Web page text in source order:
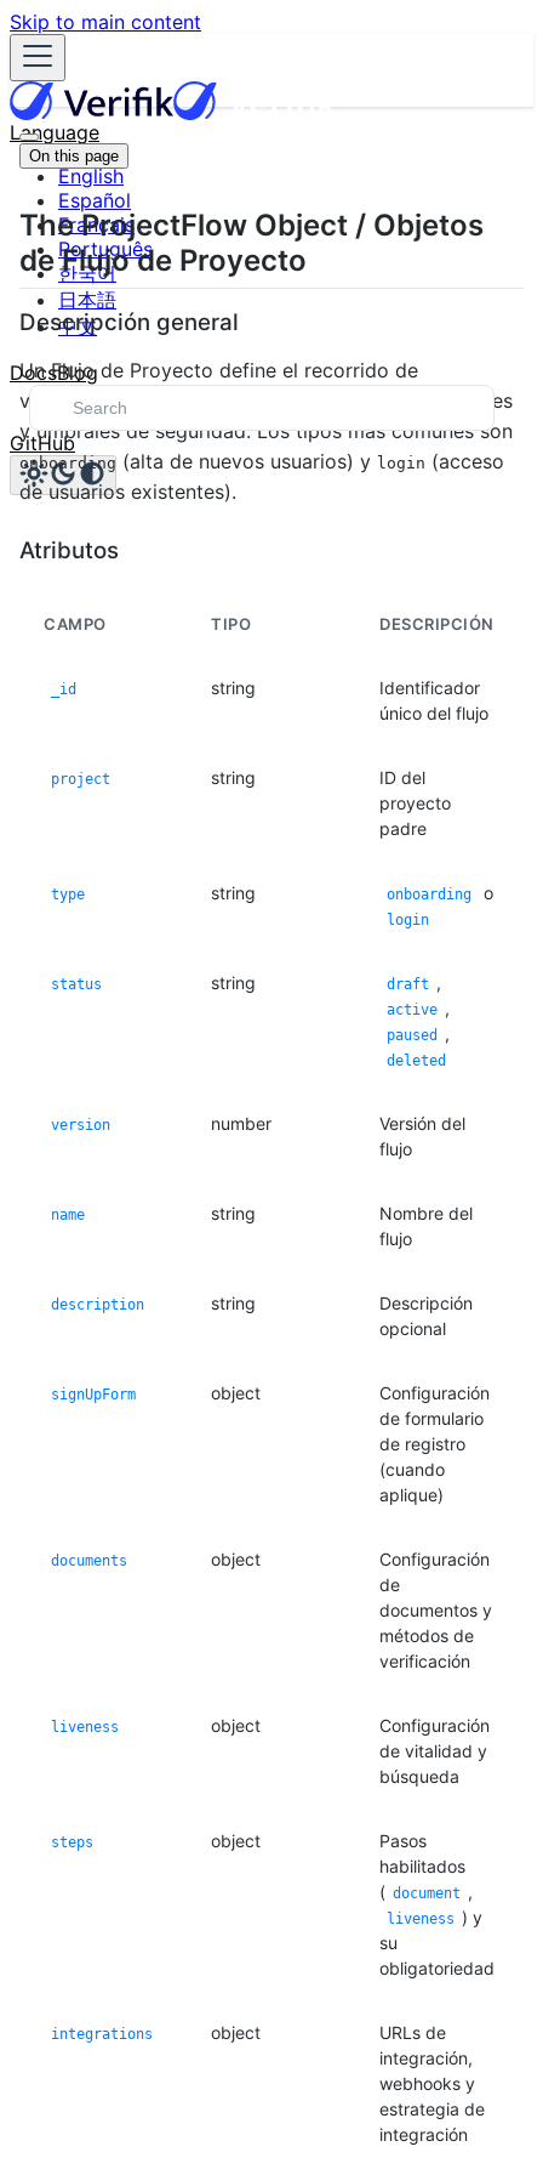
Skip to main content
Language
English
Español
Français
Português
한국어
日本語
中文
DocsBlog
GitHub
On this page
The ProjectFlow Object / Objetos
de Flujo de Proyecto
Descripción general
Un Flujo de Proyecto define el recorrido de
verificación para tus usuarios: pasos, configuraciones
y umbrales de seguridad. Los tipos más comunes son
onboarding (alta de nuevos usuarios) y login (acceso
de usuarios existentes).
Atributos
CAMPO TIPO DESCRIPCIÓN
_id string
Identificador
único del flujo
project string
ID del
proyecto
padre
type string onboarding o
login
status string draft ,
active ,
paused ,
deleted
version number
Versión del
flujo
name string
Nombre del
flujo
description string
Descripción
opcional
signUpForm object
Configuración
de formulario
de registro
(cuando
aplique)
documents object
Configuración
de
documentos y
métodos de
verificación
liveness object
Configuración
de vitalidad y
búsqueda
steps object
Pasos
habilitados
( document ,
liveness ) y
su
obligatoriedad
integrations object
URLs de
integración,
webhooks y
estrategia de
integración